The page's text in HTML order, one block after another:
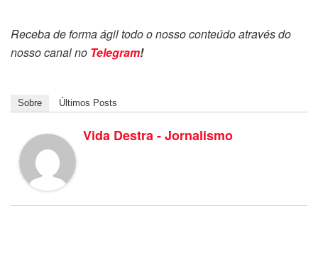
Receba de forma ágil todo o nosso conteúdo através do
nosso canal no Telegram!
Sobre Últimos Posts
Vida Destra - Jornalismo